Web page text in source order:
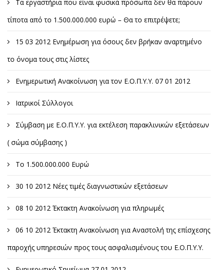
Τα εργαστήρια που είναι φυσικά πρόσωπα δεν θα πάρουν
τίποτα από το 1.500.000.000 ευρώ – Θα το επιτρέψετε;
15 03 2012 Ενημέρωση για όσους δεν βρήκαν αναρτημένο
το όνομα τους στις λίστες
Ενημερωτική Ανακοίνωση για τον Ε.Ο.Π.Υ.Υ. 07 01 2012
Ιατρικοί Σύλλογοι
Σύμβαση με Ε.Ο.Π.Υ.Υ. για εκτέλεση παρακλινικών εξετάσεων
( σώμα σύμβασης )
Το 1.500.000.000 Ευρώ
30 10 2012 Νέες τιμές διαγνωστικών εξετάσεων
08 10 2012 Έκτακτη Ανακοίνωση για πληρωμές
06 10 2012 Έκτακτη Ανακοίνωση για Αναστολή της επίσχεσης
παροχής υπηρεσιών προς τους ασφαλισμένους του Ε.Ο.Π.Υ.Υ.